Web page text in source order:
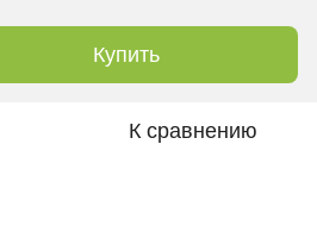
Купить
К сравнению